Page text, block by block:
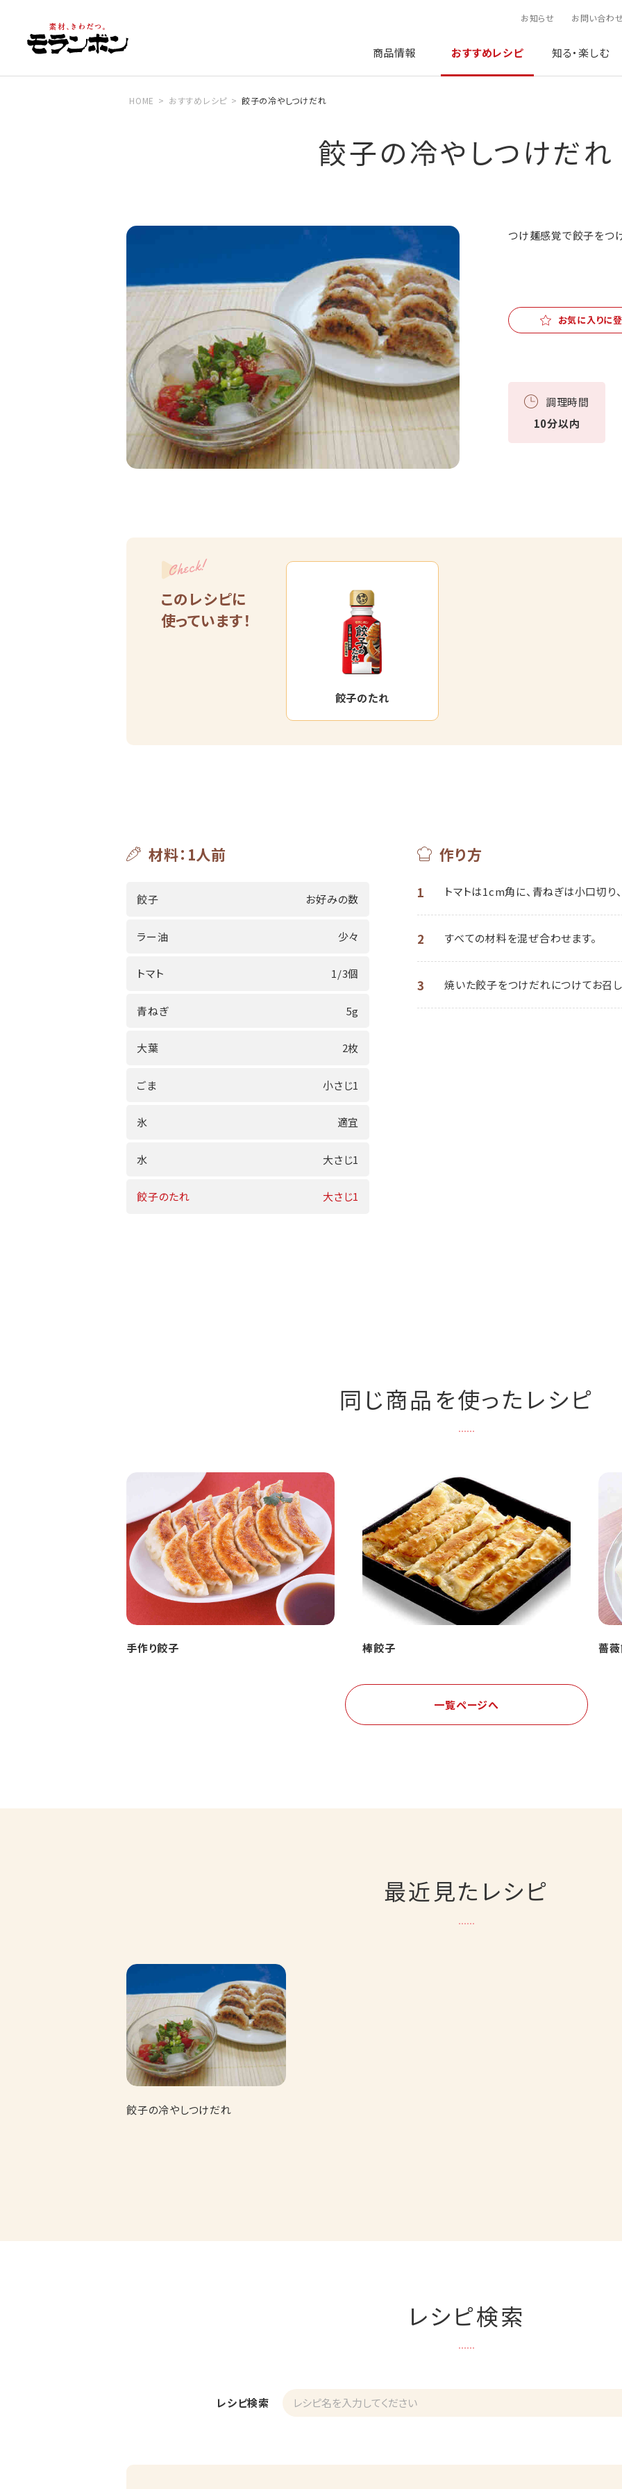
お知らせ お問い合わ
商品情報 おすすめレシピ 知る・楽しむ
HOME おすすめレシピ 餃子の冷やしつけだれ
餃子の冷やしつけだれ
つけ麺感覚で餃子をつ
お気に入りに
調理時間
10分以内
Check!
このレシピに
使っています！
餃子のたれ
材料：1人前
餃子 お好みの数
ラー油 少々
トマト 1/3個
青ねぎ 5g
大葉 2枚
ごま 小さじ1
氷 適宜
水 大さじ1
餃子のたれ 大さじ1
作り方
1 トマトは1cm角に、青ねぎは小口切り
2 すべての材料を混ぜ合わせます。
3 焼いた餃子をつけだれにつけてお召し
同じ商品を使ったレシピ
手作り餃子 棒餃子 薔
一覧ページへ
最近見たレシピ
餃子の冷やしつけだれ
レシピ検索
レシピ検索